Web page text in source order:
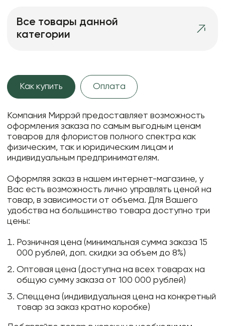
Все товары данной
категории
Как купить Оплата
Компания Миррэй предоставляет возможность
оформления заказа по самым выгодным ценам
товаров для флористов полного спектра как
физическим, так и юридическим лицам и
индивидуальным предпринимателям.
Оформляя заказ в нашем интернет-магазине, у
Вас есть возможность лично управлять ценой на
товар, в зависимости от объема. Для Вашего
удобства на большинство товара доступно три
цены:
Розничная цена (минимальная сумма заказа 15
000 рублей, доп. скидки за объем до 8%)
Оптовая цена (доступна на всех товарах на
общую сумму заказа от 100 000 рублей)
Спеццена (индивидуальная цена на конкретный
товар за заказ кратно коробке)